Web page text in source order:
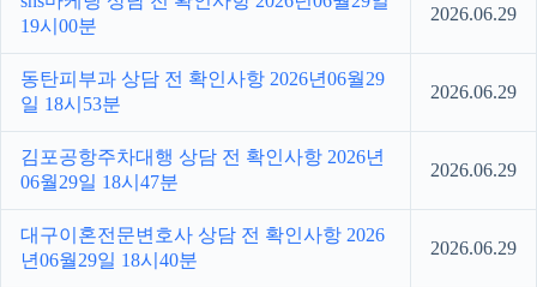
19시00분
2026.06.29
동탄피부과 상담 전 확인사항 2026년06월29
일 18시53분
2026.06.29
김포공항주차대행 상담 전 확인사항 2026년
06월29일 18시47분
2026.06.29
대구이혼전문변호사 상담 전 확인사항 2026
년06월29일 18시40분
2026.06.29